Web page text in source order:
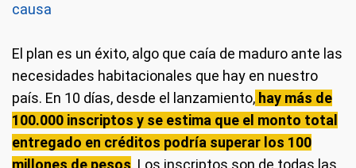
causa
El plan es un éxito, algo que caía de maduro ante las
necesidades habitacionales que hay en nuestro
país. En 10 días, desde el lanzamiento, hay más de
100.000 inscriptos y se estima que el monto total
entregado en créditos podría superar los 100
millones de pesos. Los inscriptos son de todas las